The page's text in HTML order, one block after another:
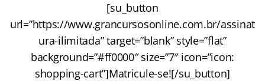
[su_button
url=”https://www.grancursosonline.com.br/assinat
ura-ilimitada” target=”blank” style=”flat”
background=”#ff0000″ size=”7″ icon=”icon:
shopping-cart”]Matricule-se![/su_button]